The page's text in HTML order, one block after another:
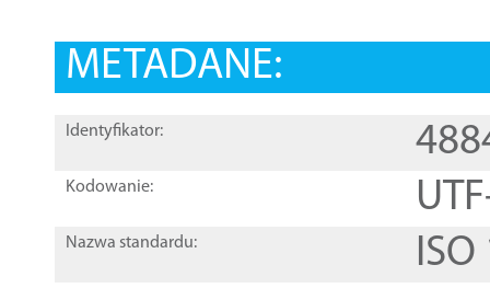
METADANE:
Identyfikator:
Kodowanie:
Nazwa standardu: